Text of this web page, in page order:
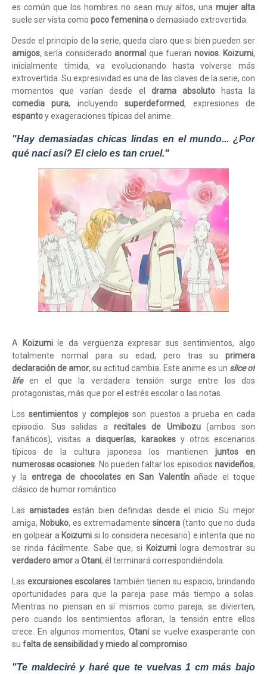
es común que los hombres no sean muy altos, una mujer alta
suele ser vista como poco femeninao demasiado extrovertida.
Desde el principio de la serie, queda claro que si bien pueden ser
amigos, sería consideradoanormal que fueran novios. Koizumi,
inicialmente tímida, va evolucionando hasta volverse más
extrovertida. Su expresividad es una de las claves de la serie, con
momentos que varían desde el drama absolutohasta la
comedia pura, incluyendosuperdeformed, expresiones de
espantoy exageraciones típicas del anime.
"Hay demasiadas chicas lindas en el mundo... ¿Por
qué nací así? El cielo es tan cruel."
A Koizumile da vergüenza expresar sus sentimientos, algo
totalmente normal para su edad, pero tras su primera
declaración de amor, su actitud cambia. Este anime es un slice of
lifeen el que la verdadera tensión surge entre los dos
protagonistas, más que por el estrés escolar o las notas.
Lossentimientos ycomplejos son puestos a prueba en cada
episodio. Sus salidas a recitales de Umibozu(ambos son
fanáticos), visitas adisquerías, karaokesy otros escenarios
típicos de la cultura japonesa los mantienen juntos en
numerosas ocasiones . No pueden faltar los episodiosnavideños,
y la entrega de chocolates en San Valentínañade el toque
clásico de humor romántico.
Las amistadesestán bien definidas desde el inicio. Su mejor
amiga, Nobuko, es extremadamente sincera (tanto que no duda
en golpear a Koizumi si lo considera necesario) e intenta que no
se rinda fácilmente. Sabe que, si Koizumi logra demostrar su
verdadero amora Otani, él terminará correspondiéndola.
Las excursiones escolares también tienen su espacio, brindando
oportunidades para que la pareja pase más tiempo a solas.
Mientras no piensan en sí mismos como pareja, se divierten,
pero cuando los sentimientos afloran, la tensión entre ellos
crece. En algunos momentos, Otani se vuelve exasperante con
su falta de sensibilidad y miedo al compromiso
"Te maldeciré y haré que te vuelvas 1 cm más bajo